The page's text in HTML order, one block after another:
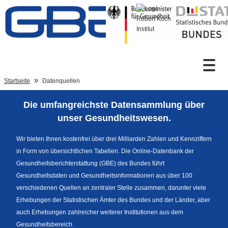
Zum Inhalt
Sprachumschaltung
Fußzeile
Startseite Datenquellen
Die umfangreichste Datensammlung über
unser Gesundheitswesen.
Wir bieten Ihnen kostenfrei über drei Milliarden Zahlen und Kennziffern
in Form von übersichtlichen Tabellen. Die Online-Datenbank der
Gesundheitsberichterstattung (GBE) des Bundes führt
Gesundheitsdaten und Gesundheitsinformationen aus über 100
verschiedenen Quellen an zentraler Stelle zusammen, darunter viele
Erhebungen der Statistischen Ämter des Bundes und der Länder, aber
auch Erhebungen zahlreicher weiterer Institutionen aus dem
Gesundheitsbereich.